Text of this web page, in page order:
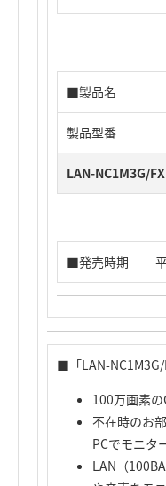
■製品名
製品型番
LAN-NC1M3G/FX
■発売時期
■「LAN-
100万画素
不在時のお
PCでモニタ
LAN（